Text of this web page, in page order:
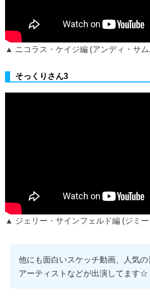
▲ ニコラス・ケイジ編 (アンディ・サ
そっくりさん3
▲ ジェリー・サインフェルド編 (ジミ
他にも面白いスケッチ動画、人気の
アーティストなどが出演してます☆